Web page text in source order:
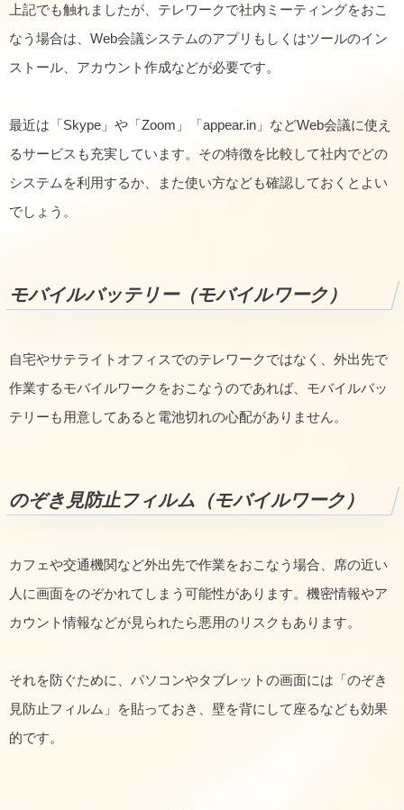
上記でも触れましたが、テレワークで社内ミーティングをおこ
なう場合は、Web会議システムのアプリもしくはツールのイン
ストール、アカウント作成などが必要です。
最近は「Skype」や「Zoom」「appear.in」などWeb会議に使え
るサービスも充実しています。その特徴を比較して社内でどの
システムを利用するか、また使い方なども確認しておくとよい
でしょう。
モバイルバッテリー（モバイルワーク）
自宅やサテライトオフィスでのテレワークではなく、外出先で
作業するモバイルワークをおこなうのであれば、モバイルバッ
テリーも用意してあると電池切れの心配がありません。
のぞき見防止フィルム（モバイルワーク）
カフェや交通機関など外出先で作業をおこなう場合、席の近い
人に画面をのぞかれてしまう可能性があります。機密情報やア
カウント情報などが見られたら悪用のリスクもあります。
それを防ぐために、パソコンやタブレットの画面には「のぞき
見防止フィルム」を貼っておき、壁を背にして座るなども効果
的です。